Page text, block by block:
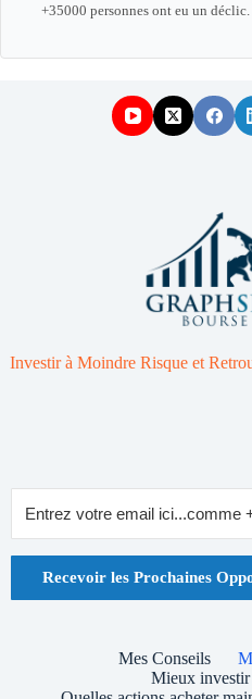
+35000 personnes ont eu un
Investir à Moindre Risque et
Recevoir les Prochaines
Mes Conseils
Mieux investir